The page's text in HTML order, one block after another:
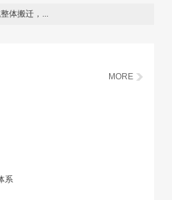
体搬迁，...
MORE
系